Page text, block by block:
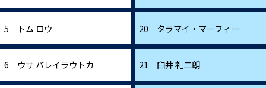
5 トム ロウ
6 ウサ バレイラウトカ
20 タラマイ・マーフィー
21 臼井 礼二朗